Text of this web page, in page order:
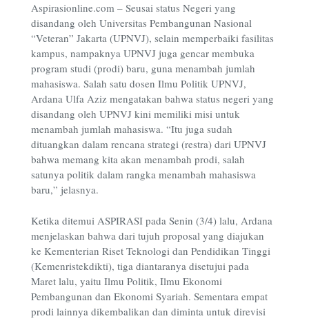
Aspirasionline.com – Seusai status Negeri yang
disandang oleh Universitas Pembangunan Nasional
“Veteran” Jakarta (UPNVJ), selain memperbaiki fasilitas
kampus, nampaknya UPNVJ juga gencar membuka
program studi (prodi) baru, guna menambah jumlah
mahasiswa. Salah satu dosen Ilmu Politik UPNVJ,
Ardana Ulfa Aziz mengatakan bahwa status negeri yang
disandang oleh UPNVJ kini memiliki misi untuk
menambah jumlah mahasiswa. “Itu juga sudah
dituangkan dalam rencana strategi (restra) dari UPNVJ
bahwa memang kita akan menambah prodi, salah
satunya politik dalam rangka menambah mahasiswa
baru,” jelasnya.
Ketika ditemui ASPIRASI pada Senin (3/4) lalu, Ardana
menjelaskan bahwa dari tujuh proposal yang diajukan
ke Kementerian Riset Teknologi dan Pendidikan Tinggi
(Kemenristekdikti), tiga diantaranya disetujui pada
Maret lalu, yaitu Ilmu Politik, Ilmu Ekonomi
Pembangunan dan Ekonomi Syariah. Sementara empat
prodi lainnya dikembalikan dan diminta untuk direvisi